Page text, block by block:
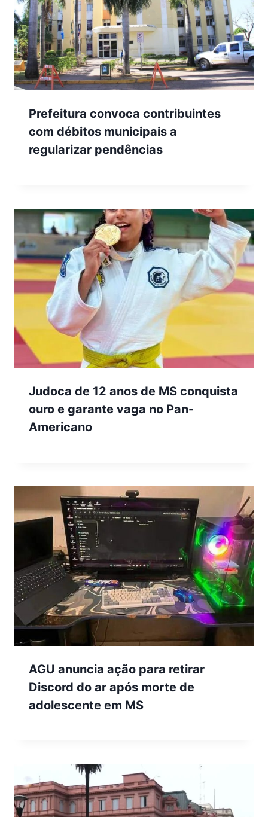
Prefeitura convoca contribuintes
com débitos municipais a
regularizar pendências
Judoca de 12 anos de MS conquista
ouro e garante vaga no Pan-
Americano
AGU anuncia ação para retirar
Discord do ar após morte de
adolescente em MS